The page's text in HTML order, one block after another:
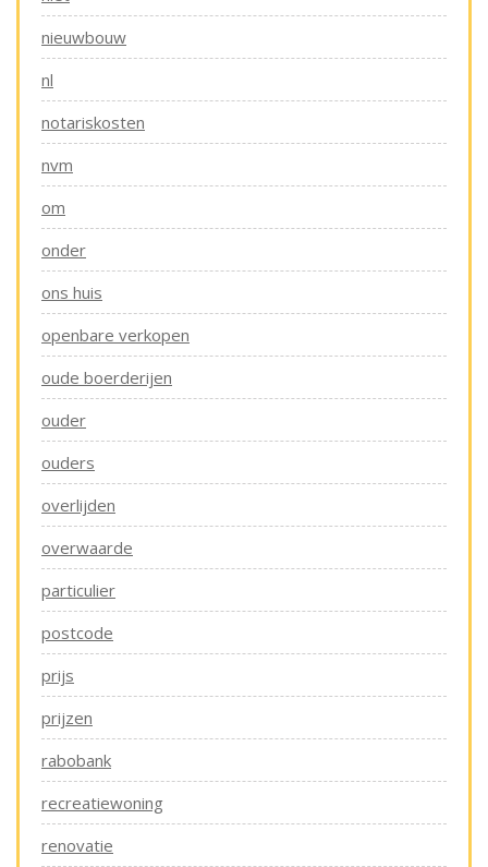
nieuwbouw
nl
notariskosten
nvm
om
onder
ons huis
openbare verkopen
oude boerderijen
ouder
ouders
overlijden
overwaarde
particulier
postcode
prijs
prijzen
rabobank
recreatiewoning
renovatie